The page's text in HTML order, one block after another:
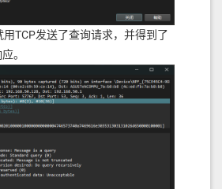
TCP发送了查询请求，并得到了
。